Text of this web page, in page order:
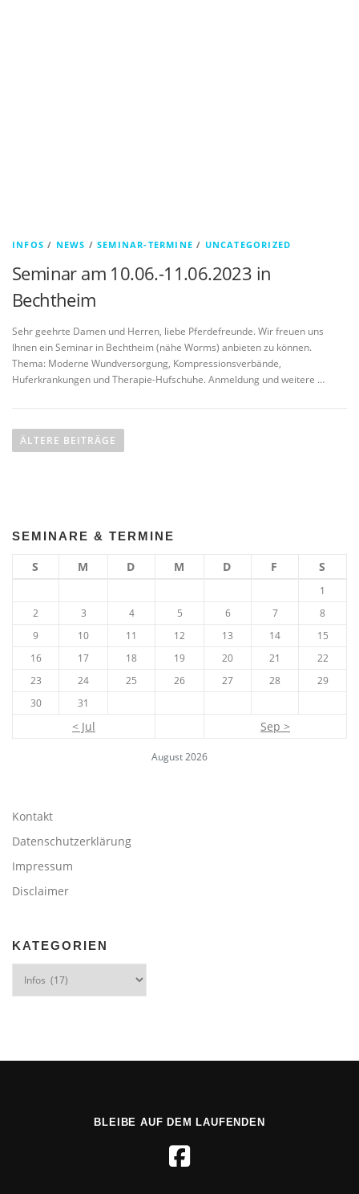
INFOS / NEWS /SEMINAR-TERMINE / UNCATEGORIZED
Seminar am 10.06.-11.06.2023 in
Bechtheim
Sehr geehrte Damen und Herren, liebe Pferdefreunde. Wir freuen uns
Ihnen ein Seminar in Bechtheim (nähe Worms) anbieten zu können.
Thema: Moderne Wundversorgung, Kompressionsverbände,
Huferkrankungen und Therapie-Hufschuhe. Anmeldung und weitere …
ÄLTERE BEITRÄGE
SEMINARE & TERMINE
August 2026
S M D M D F S
1
2
3 4 5 6 7
8
9
10 11 12 13 14
15
16
17 18 19 20 21
22
23
24 25 26 27 28
29
30
31
< Jul Sep >
Kontakt
Datenschutzerklärung
Impressum
Disclaimer
KATEGORIEN
BLEIBE AUF DEM LAUFENDEN